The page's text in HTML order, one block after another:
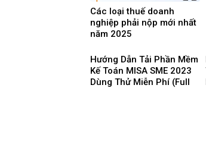
Các loại thuế doanh
nghiệp phải nộp mới nhất
năm 2025
Hướng Dẫn Tải Phần Mềm
Kế Toán MISA SME 2023
Dùng Thử Miễn Phí (Full